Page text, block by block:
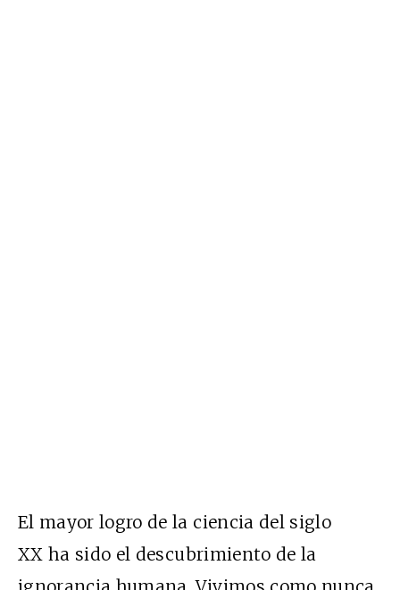
El mayor logro de la ciencia del siglo
XXha sido el descubrimiento de la